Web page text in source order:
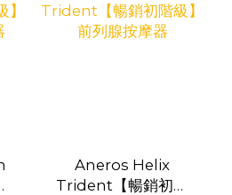
Aneros Helix
Trident【暢銷初階